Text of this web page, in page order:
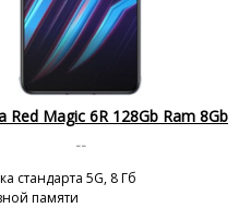
Red Magic 6R 128Gb Ram 8Gb
--
стандарта 5G, 8 Гб
памяти